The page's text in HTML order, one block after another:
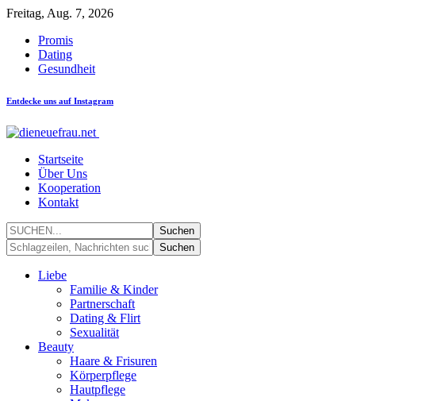
Freitag, Aug. 7, 2026
Promis
Dating
Gesundheit
Entdecke uns auf Instagram
Startseite
Über Uns
Kooperation
Kontakt
Liebe
Familie & Kinder
Partnerschaft
Dating & Flirt
Sexualität
Beauty
Haare & Frisuren
Körperpflege
Hautpflege